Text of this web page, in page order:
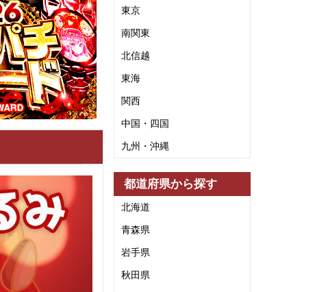
東京
南関東
北信越
東海
関西
中国・四国
九州・沖縄
都道府県から探す
北海道
青森県
岩手県
秋田県